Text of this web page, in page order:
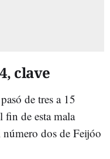
clave
de tres a 15
de esta mala
número dos de Feijóo